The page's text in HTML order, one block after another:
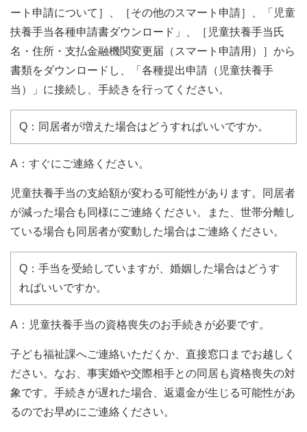
ート申請について］、［その他のスマート申請］、「児童
扶養手当各種申請書ダウンロード」、［児童扶養手当氏
名・住所・支払金融機関変更届（スマート申請用）］から
書類をダウンロードし、「各種提出申請（児童扶養手
当）」に接続し、手続きを行ってください。
Q：同居者が増えた場合はどうすればいいですか。
A：すぐにご連絡ください。
児童扶養手当の支給額が変わる可能性があります。同居者
が減った場合も同様にご連絡ください。また、世帯分離し
ている場合も同居者が変動した場合はご連絡ください。
Q：手当を受給していますが、婚姻した場合はどうす
ればいいですか。
A：児童扶養手当の資格喪失のお手続きが必要です。
子ども福祉課へご連絡いただくか、直接窓口までお越しく
ださい。なお、事実婚や交際相手との同居も資格喪失の対
象です。手続きが遅れた場合、返還金が生じる可能性があ
るのでお早めにご連絡ください。